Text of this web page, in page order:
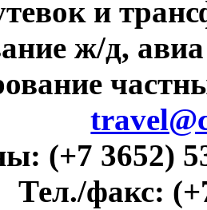
и
ж/д,
(+7 3652)
Тел./факс: